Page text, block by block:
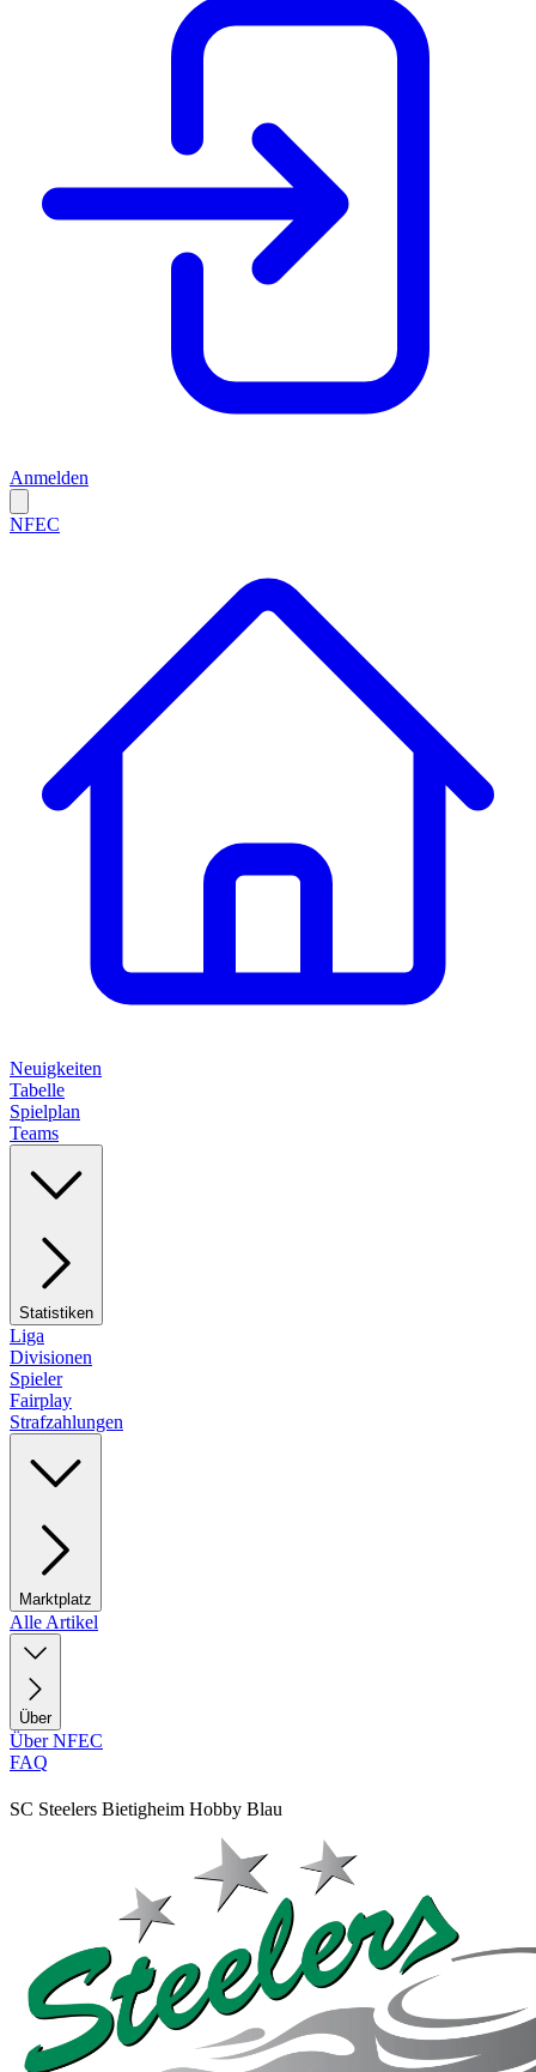
Anmelden
NFEC
Neuigkeiten
Tabelle
Spielplan
Teams
Statistiken
Liga
Divisionen
Spieler
Fairplay
Strafzahlungen
Marktplatz
Alle Artikel
Über
Über NFEC
FAQ
SC Steelers Bietigheim Hobby Blau